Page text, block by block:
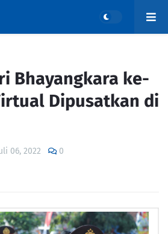
Bhayangkara ke-
Dipusatkan di
06, 2022 0